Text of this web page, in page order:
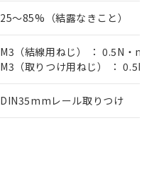
25～85%（結露なきこと）
M3（結線用ねじ） ： 0.5N・m
M3（取りつけ用ねじ） ： 0.5N
DIN35mmレール取りつけ